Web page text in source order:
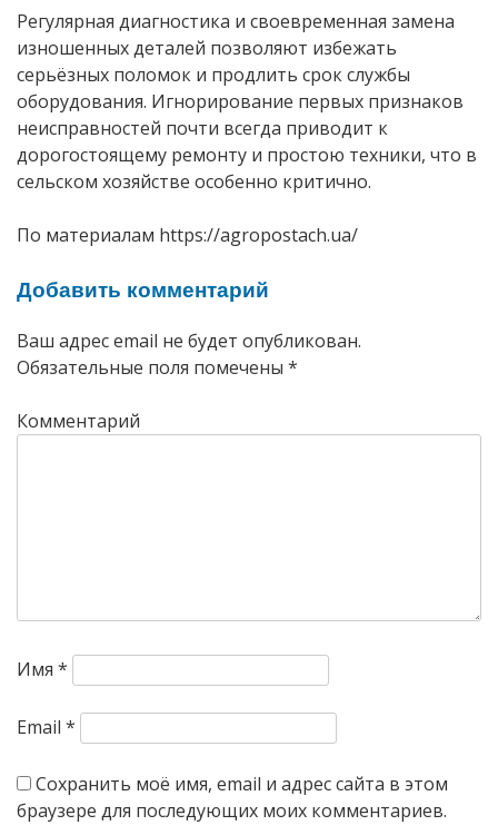
Регулярная диагностика и своевременная замена
изношенных деталей позволяют избежать
серьёзных поломок и продлить срок службы
оборудования. Игнорирование первых признаков
неисправностей почти всегда приводит к
дорогостоящему ремонту и простою техники, что в
сельском хозяйстве особенно критично.
По материалам https://agropostach.ua/
Добавить комментарий
Ваш адрес email не будет опубликован.
Обязательные поля помечены *
Комментарий
Имя *
Email *
Сохранить моё имя, email и адрес сайта в этом
браузере для последующих моих комментариев.